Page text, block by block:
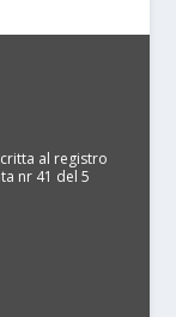
al registro
nr 41 del 5